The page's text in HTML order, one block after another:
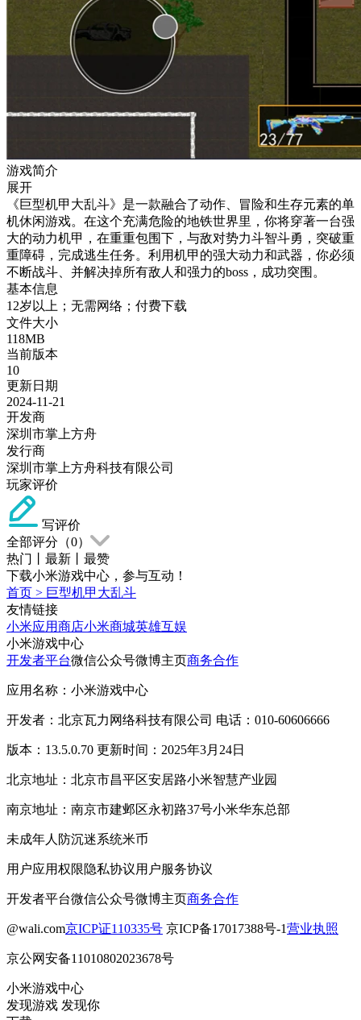
游戏简介
展开
《巨型机甲大乱斗》是一款融合了动作、冒险和生存元素的单
机休闲游戏。在这个充满危险的地铁世界里，你将穿著一台强
大的动力机甲，在重重包围下，与敌对势力斗智斗勇，突破重
重障碍，完成逃生任务。利用机甲的强大动力和武器，你必须
不断战斗、并解决掉所有敌人和强力的boss，成功突围。
基本信息
12岁以上；无需网络；付费下载
文件大小
118MB
当前版本
10
更新日期
2024-11-21
开发商
深圳市掌上方舟
发行商
深圳市掌上方舟科技有限公司
玩家评价
写评价
全部评分（0）
热门
最新
最赞
下载小米游戏中心，参与互动！
首页 > 巨型机甲大乱斗
友情链接
小米应用商店小米商城英雄互娱
小米游戏中心
开发者平台微信公众号微博主页商务合作
应用名称：小米游戏中心
开发者：北京瓦力网络科技有限公司 电话：010-60606666
版本：13.5.0.70 更新时间：2025年3月24日
北京地址：北京市昌平区安居路小米智慧产业园
南京地址：南京市建邺区永初路37号小米华东总部
未成年人防沉迷系统米币
用户应用权限隐私协议用户服务协议
开发者平台微信公众号微博主页商务合作
@wali.com京ICP证110335号 京ICP备17017388号-1营业执照
京公网安备11010802023678号
小米游戏中心
发现游戏 发现你